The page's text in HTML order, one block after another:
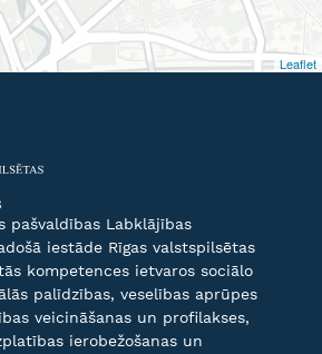
Leaflet
pašvaldības Labklājības
iestāde Rīgas valstspilsētas
kompetences ietvaros sociālo
palīdzības, veselības aprūpes
veicināšanas un profilakses,
ierobežošanas un